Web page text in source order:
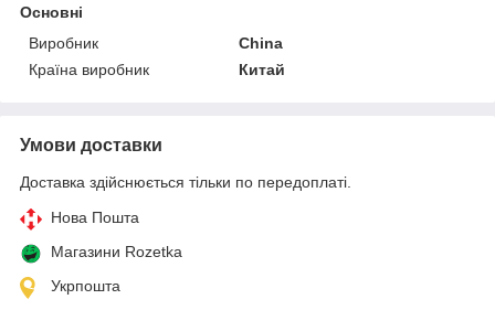
Основні
Виробник
China
Країна виробник
Китай
Умови доставки
Доставка здійснюється тільки по передоплаті.
Нова Пошта
Магазини Rozetka
Укрпошта